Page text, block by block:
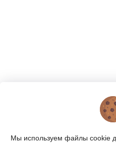
КАТАЛОГ
Мы используем файлы cookie